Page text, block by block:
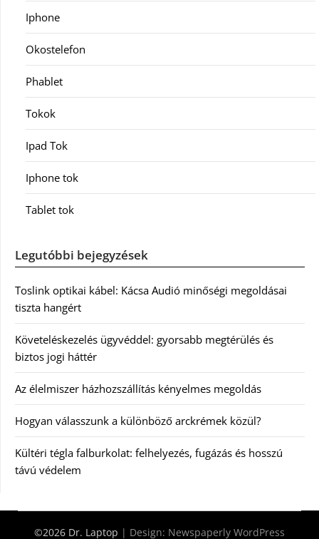
Iphone
Okostelefon
Phablet
Tokok
Ipad Tok
Iphone tok
Tablet tok
Legutóbbi bejegyzések
Toslink optikai kábel: Kácsa Audió minőségi megoldásai
tiszta hangért
Követeléskezelés ügyvéddel: gyorsabb megtérülés és
biztos jogi háttér
Az élelmiszer házhozszállítás kényelmes megoldás
Hogyan válasszunk a különböző arckrémek közül?
Kültéri tégla falburkolat: felhelyezés, fugázás és hosszú
távú védelem
©2026 Dr. Laptop | Design: Newspaperly WordPress